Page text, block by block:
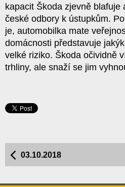
kapacit Škoda zjevně blafuje
české odbory k ústupkům.
je, automobilka mate
domácnosti představuje
velké riziko. Škoda očividně
trhliny, ale snaží se jim
03.10.2018